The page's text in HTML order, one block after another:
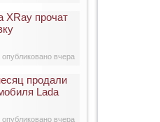
опубликовано вчера
XRay прочат
опубликовано вчера
продали
Lada